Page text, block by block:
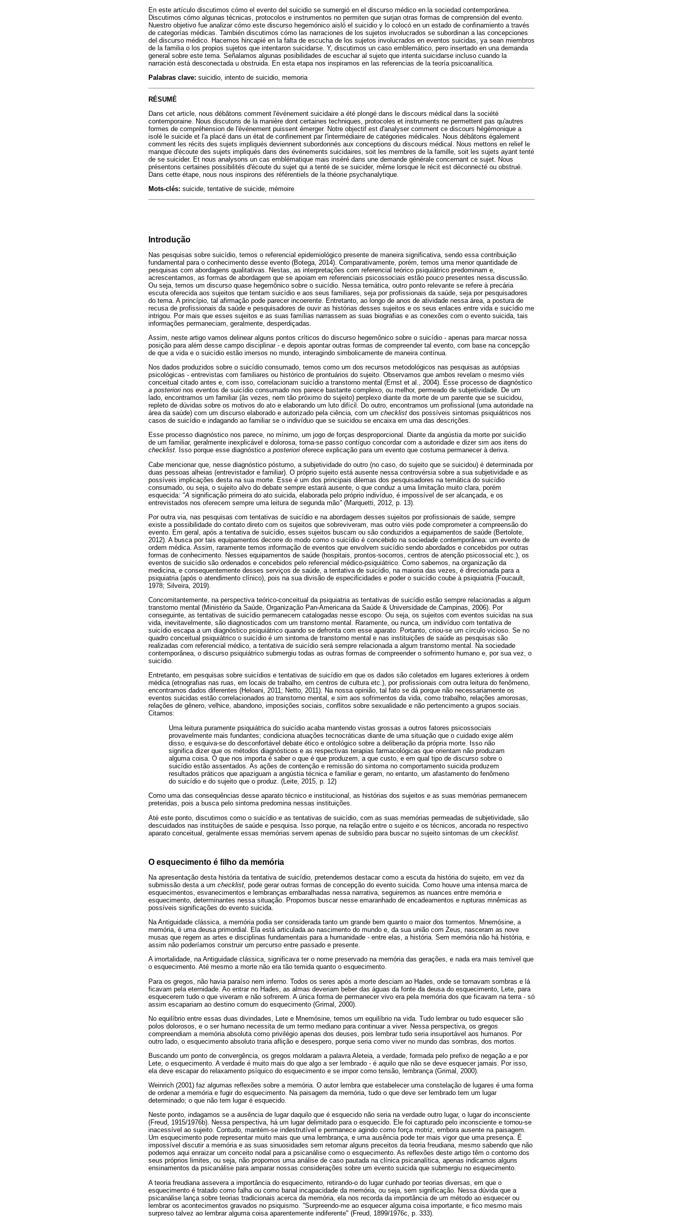
En este artículo discutimos cómo el evento del suicidio se sumergió en el discurso médico en la sociedad contemporánea.
Discutimos cómo algunas técnicas, protocolos e instrumentos no permiten que surjan otras formas de comprensión del evento.
Nuestro objetivo fue analizar cómo este discurso hegemónico aisló el suicidio y lo colocó en un estado de confinamiento a través
de categorías médicas. También discutimos cómo las narraciones de los sujetos involucrados se subordinan a las concepciones
del discurso médico. Hacemos hincapié en la falta de escucha de los sujetos involucrados en eventos suicidas, ya sean miembros
de la familia o los propios sujetos que intentaron suicidarse. Y, discutimos un caso emblemático, pero insertado en una demanda
general sobre este tema. Señalamos algunas posibilidades de escuchar al sujeto que intenta suicidarse incluso cuando la
narración está desconectada u obstruida. En esta etapa nos inspiramos en las referencias de la teoría psicoanalítica.
Palabras clave: suicidio, intento de suicidio, memoria
RÉSUMÉ
Dans cet article, nous débâtons comment l'événement suicidaire a été plongé dans le discours médical dans la société
contemporaine. Nous discutons de la manière dont certaines techniques, protocoles et instruments ne permettent pas qu'autres
formes de compréhension de l'événement puissent émerger. Notre objectif est d'analyser comment ce discours hégémonique a
isolé le suicide et l'a placé dans un état de confinement par l'intermédiaire de catégories médicales. Nous débâtons également
comment les récits des sujets impliqués deviennent subordonnés aux conceptions du discours médical. Nous mettons en relief le
manque d'écoute des sujets impliqués dans des événements suicidaires, soit les membres de la famille, soit les sujets ayant tenté
de se suicider. Et nous analysons un cas emblématique mais inséré dans une demande générale concernant ce sujet. Nous
présentons certaines possibilités d'écoute du sujet qui a tenté de se suicider, même lorsque le récit est déconnecté ou obstrué.
Dans cette étape, nous nous inspirons des référentiels de la théorie psychanalytique.
Mots-clés: suicide, tentative de suicide, mémoire
Introdução
Nas pesquisas sobre suicídio, temos o referencial epidemiológico presente de maneira significativa, sendo essa contribuição
fundamental para o conhecimento desse evento (Botega, 2014). Comparativamente, porém, temos uma menor quantidade de
pesquisas com abordagens qualitativas. Nestas, as interpretações com referencial teórico psiquiátrico predominam e,
acrescentamos, as formas de abordagem que se apoiam em referenciais psicossociais estão pouco presentes nessa discussão.
Ou seja, temos um discurso quase hegemônico sobre o suicídio. Nessa temática, outro ponto relevante se refere à precária
escuta oferecida aos sujeitos que tentam suicídio e aos seus familiares, seja por profissionais da saúde, seja por pesquisadores
do tema. A princípio, tal afirmação pode parecer incoerente. Entretanto, ao longo de anos de atividade nessa área, a postura de
recusa de profissionais da saúde e pesquisadores de ouvir as histórias desses sujeitos e os seus enlaces entre vida e suicídio me
intrigou. Por mais que esses sujeitos e as suas famílias narrassem as suas biografias e as conexões com o evento suicida, tais
informações permaneciam, geralmente, desperdiçadas.
Assim, neste artigo vamos delinear alguns pontos críticos do discurso hegemônico sobre o suicídio - apenas para marcar nossa
posição para além desse campo disciplinar - e depois apontar outras formas de compreender tal evento, com base na concepção
de que a vida e o suicídio estão imersos no mundo, interagindo simbolicamente de maneira contínua.
Nos dados produzidos sobre o suicídio consumado, temos como um dos recursos metodológicos nas pesquisas as autópsias
psicológicas - entrevistas com familiares ou histórico de prontuários do sujeito. Observamos que ambos revelam o mesmo viés
conceitual citado antes e, com isso, correlacionam suicídio a transtorno mental (Ernst et al., 2004). Esse processo de diagnóstico
a posteriori nos eventos de suicídio consumado nos parece bastante complexo, ou melhor, permeado de subjetividade. De um
lado, encontramos um familiar (às vezes, nem tão próximo do sujeito) perplexo diante da morte de um parente que se suicidou,
repleto de dúvidas sobre os motivos do ato e elaborando um luto difícil. Do outro, encontramos um profissional (uma autoridade na
área da saúde) com um discurso elaborado e autorizado pela ciência, com um checklist dos possíveis sintomas psiquiátricos nos
casos de suicídio e indagando ao familiar se o indivíduo que se suicidou se encaixa em uma das descrições.
Esse processo diagnóstico nos parece, no mínimo, um jogo de forças desproporcional. Diante da angústia da morte por suicídio
de um familiar, geralmente inexplicável e dolorosa, torna-se passo contíguo concordar com a autoridade e dizer sim aos itens do
checklist.
Isso porque esse diagnóstico a posteriori oferece explicação para um evento que costuma permanecer à deriva.
Cabe mencionar que, nesse diagnóstico póstumo, a subjetividade do outro (no caso, do sujeito que se suicidou) é determinada por
duas pessoas alheias (entrevistador e familiar). O próprio sujeito está ausente nessa controvérsia sobre a sua subjetividade e as
possíveis implicações desta na sua morte. Esse é um dos principais dilemas dos pesquisadores na temática do suicídio
consumado, ou seja, o sujeito alvo do debate sempre estará ausente, o que conduz a uma limitação muito clara, porém
esquecida: "A significação primeira do ato suicida, elaborada pelo próprio indivíduo, é impossível de ser alcançada, e os
entrevistados nos oferecem sempre uma leitura de segunda mão" (Marquetti, 2012, p. 13).
Por outra via, nas pesquisas com tentativas de suicídio e na abordagem desses sujeitos por profissionais de saúde, sempre
existe a possibilidade do contato direto com os sujeitos que sobreviveram, mas outro viés pode comprometer a compreensão do
evento. Em geral, após a tentativa de suicídio, esses sujeitos buscam ou são conduzidos a equipamentos de saúde (Bertolote,
2012). A busca por tais equipamentos decorre do modo como o suicídio é concebido na sociedade contemporânea: um evento de
ordem médica. Assim, raramente temos informação de eventos que envolvem suicídio sendo abordados e concebidos por outras
formas de conhecimento. Nesses equipamentos de saúde (hospitais, prontos-socorros, centros de atenção psicossocial etc.), os
eventos de suicídio são ordenados e concebidos pelo referencial médico-psiquiátrico. Como sabemos, na organização da
medicina, e consequentemente desses serviços de saúde, a tentativa de suicídio, na maioria das vezes, é direcionada para a
psiquiatria (após o atendimento clínico), pois na sua divisão de especificidades e poder o suicídio coube à psiquiatria (Foucault,
1978; Silveira, 2019).
Concomitantemente, na perspectiva teórico-conceitual da psiquiatria as tentativas de suicídio estão sempre relacionadas a algum
transtorno mental (Ministério da Saúde, Organização Pan-Americana da Saúde & Universidade de Campinas, 2006). Por
conseguinte, as tentativas de suicídio permanecem catalogadas nesse escopo. Ou seja, os sujeitos com eventos suicidas na sua
vida, inevitavelmente, são diagnosticados com um transtorno mental. Raramente, ou nunca, um indivíduo com tentativa de
suicídio escapa a um diagnóstico psiquiátrico quando se defronta com esse aparato. Portanto, criou-se um círculo vicioso. Se no
quadro conceitual psiquiátrico o suicídio é um sintoma de transtorno mental e nas instituições de saúde as pesquisas são
realizadas com referencial médico, a tentativa de suicídio será sempre relacionada a algum transtorno mental. Na sociedade
contemporânea, o discurso psiquiátrico submergiu todas as outras formas de compreender o sofrimento humano e, por sua vez, o
suicídio.
Entretanto, em pesquisas sobre suicídios e tentativas de suicídio em que os dados são coletados em lugares exteriores à ordem
médica (etnografias nas ruas, em locais de trabalho, em centros de cultura etc.), por profissionais com outra leitura do fenômeno,
encontramos dados diferentes (Heloani, 2011; Netto, 2011). Na nossa opinião, tal fato se dá porque não necessariamente os
eventos suicidas estão correlacionados ao transtorno mental, e sim aos sofrimentos da vida, como trabalho, relações amorosas,
relações de gênero, velhice, abandono, imposições sociais, conflitos sobre sexualidade e não pertencimento a grupos sociais.
Citamos:
Uma leitura puramente psiquiátrica do suicídio acaba mantendo vistas grossas a outros fatores psicossociais
provavelmente mais fundantes; condiciona atuações tecnocráticas diante de uma situação que o cuidado exige além
disso, e esquiva-se do desconfortável debate ético e ontológico sobre a deliberação da própria morte. Isso não
significa dizer que os métodos diagnósticos e as respectivas terapias farmacológicas que orientam não produzam
alguma coisa. O que nos importa é saber o que é que produzem, a que custo, e em qual tipo de discurso sobre o
suicídio estão assentados. As ações de contenção e remissão do sintoma no comportamento suicida produzem
resultados práticos que apaziguam a angústia técnica e familiar e geram, no entanto, um afastamento do fenômeno
do suicídio e do sujeito que o produz. (Leite, 2015, p. 12)
Como uma das consequências desse aparato técnico e institucional, as histórias dos sujeitos e as suas memórias permanecem
preteridas, pois a busca pelo sintoma predomina nessas instituições.
Até este ponto, discutimos como o suicídio e as tentativas de suicídio, com as suas memórias permeadas de subjetividade, são
descuidados nas instituições de saúde e pesquisa. Isso porque, na relação entre o sujeito e os técnicos, ancorada no respectivo
aparato conceitual, geralmente essas memórias servem apenas de subsídio para buscar no sujeito sintomas de um ckecklist.
O esquecimento é filho da memória
Na apresentação desta história da tentativa de suicídio, pretendemos destacar como a escuta da história do sujeito, em vez da
submissão desta a um checklist, pode gerar outras formas de concepção do evento suicida. Como houve uma intensa marca de
esquecimentos, esvanecimentos e lembranças embaralhadas nessa narrativa, seguiremos as nuances entre memória e
esquecimento, determinantes nessa situação. Propomos buscar nesse emaranhado de encadeamentos e rupturas mnêmicas as
possíveis significações do evento suicida.
Na Antiguidade clássica, a memória podia ser considerada tanto um grande bem quanto o maior dos tormentos. Mnemósine, a
memória, é uma deusa primordial. Ela está articulada ao nascimento do mundo e, da sua união com Zeus, nasceram as nove
musas que regem as artes e disciplinas fundamentais para a humanidade - entre elas, a história. Sem memória não há história, e
assim não poderíamos construir um percurso entre passado e presente.
A imortalidade, na Antiguidade clássica, significava ter o nome preservado na memória das gerações, e nada era mais temível que
o esquecimento. Até mesmo a morte não era tão temida quanto o esquecimento.
Para os gregos, não havia paraíso nem inferno. Todos os seres após a morte desciam ao Hades, onde se tornavam sombras e lá
ficavam pela eternidade. Ao entrar no Hades, as almas deveriam beber das águas da fonte da deusa do esquecimento, Lete, para
esquecerem tudo o que viveram e não sofrerem. A única forma de permanecer vivo era pela memória dos que ficavam na terra - só
assim escapariam ao destino comum do esquecimento (Grimal, 2000).
No equilíbrio entre essas duas divindades, Lete e Mnemósine, temos um equilíbrio na vida. Tudo lembrar ou tudo esquecer são
polos dolorosos, e o ser humano necessita de um termo mediano para continuar a viver. Nessa perspectiva, os gregos
compreendiam a memória absoluta como privilégio apenas dos deuses, pois lembrar tudo seria insuportável aos humanos. Por
outro lado, o esquecimento absoluto traria aflição e desespero, porque seria como viver no mundo das sombras, dos mortos.
Buscando um ponto de convergência, os gregos moldaram a palavra Aleteia, a verdade, formada pelo prefixo de negação a e por
Lete, o esquecimento. A verdade é muito mais do que algo a ser lembrado - é aquilo que não se deve esquecer jamais. Por isso,
ela deve escapar do relaxamento psíquico do esquecimento e se impor como tensão, lembrança (Grimal, 2000).
Weinrich (2001) faz algumas reflexões sobre a memória. O autor lembra que estabelecer uma constelação de lugares é uma forma
de ordenar a memória e fugir do esquecimento. Na paisagem da memória, tudo o que deve ser lembrado tem um lugar
determinado; o que não tem lugar é esquecido.
Neste ponto, indagamos se a ausência de lugar daquilo que é esquecido não seria na verdade outro lugar, o lugar do inconsciente
(Freud, 1915/1976b). Nessa perspectiva, há um lugar delimitado para o esquecido. Ele foi capturado pelo inconsciente e tornou-se
inacessível ao sujeito. Contudo, mantém-se indestrutível e permanece agindo como força motriz, embora ausente na paisagem.
Um esquecimento pode representar muito mais que uma lembrança, e uma ausência pode ter mais vigor que uma presença. É
impossível discutir a memória e as suas sinuosidades sem retomar alguns preceitos da teoria freudiana, mesmo sabendo que não
podemos aqui enraizar um conceito nodal para a psicanálise como o esquecimento. As reflexões deste artigo têm o contorno dos
seus próprios limites, ou seja, não propomos uma análise de caso pautada na clínica psicanalítica, apenas indicamos alguns
ensinamentos da psicanálise para amparar nossas considerações sobre um evento suicida que submergiu no esquecimento.
A teoria freudiana assevera a importância do esquecimento, retirando-o do lugar cunhado por teorias diversas, em que o
esquecimento é tratado como falha ou como banal incapacidade da memória, ou seja, sem significação. Nessa dúvida que a
psicanálise lança sobre teorias tradicionais acerca da memória, ela nos recorda da importância de um método ao esquecer ou
lembrar os acontecimentos gravados no psiquismo. "Surpreendo-me ao esquecer alguma coisa importante, e fico mesmo mais
surpreso talvez ao lembrar alguma coisa aparentemente indiferente" (Freud, 1899/1976c, p. 333).